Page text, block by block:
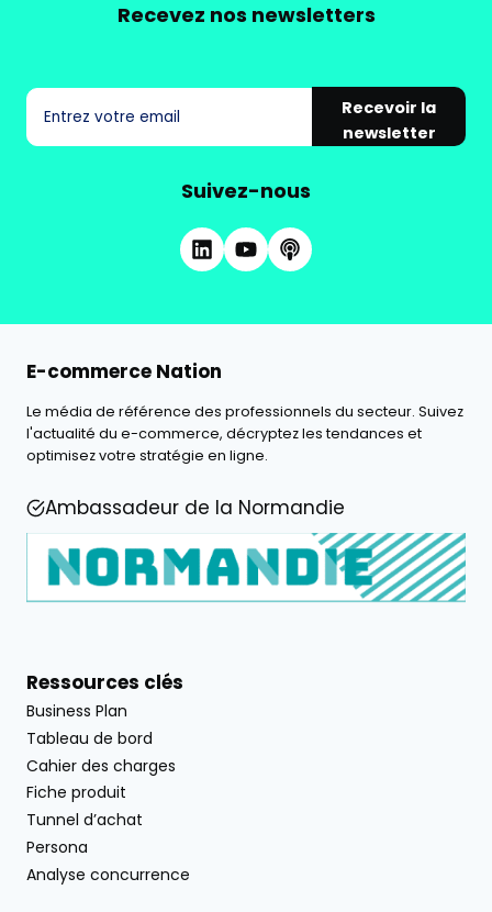
Recevez nos newsletters
Recevoir la
newsletter
Suivez-nous
E-commerce Nation
Le média de référence des professionnels du secteur. Suivez
l'actualité du e-commerce, décryptez les tendances et
optimisez votre stratégie en ligne.
Ambassadeur de la Normandie
Ressources clés
Business Plan
Tableau de bord
Cahier des charges
Fiche produit
Tunnel d’achat
Persona
Analyse concurrence